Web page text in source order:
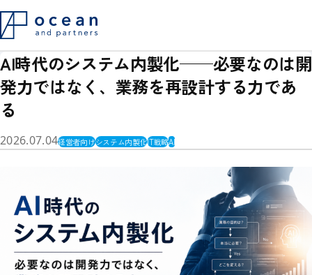
会社概要
採用情報
コラム
お問い合わせ
AI時代のシステム内製化──必要なのは開
発力ではなく、業務を再設計する力であ
る
2026.07.04経営者向けシステム内製化IT戦略AI